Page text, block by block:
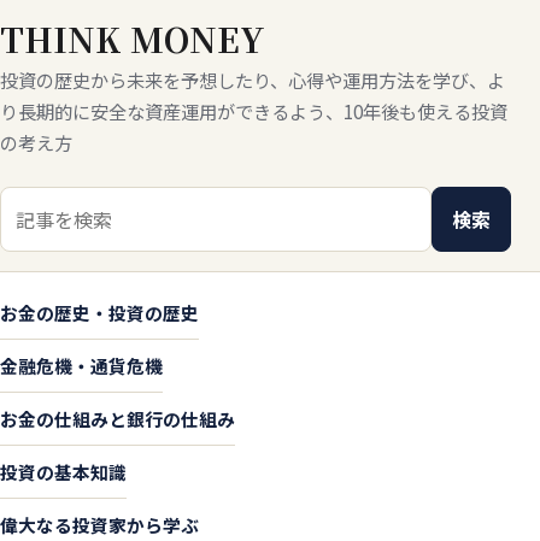
THINK MONEY
投資の歴史から未来を予想したり、心得や運用方法を学び、よ
り長期的に安全な資産運用ができるよう、10年後も使える投資
の考え方
検索キーワード
検索
お金の歴史・投資の歴史
金融危機・通貨危機
お金の仕組みと銀行の仕組み
投資の基本知識
偉大なる投資家から学ぶ